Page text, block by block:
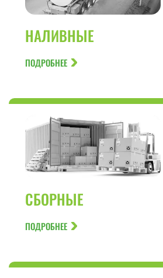
НАЛИВНЫЕ
ПОДРОБНЕЕ
СБОРНЫЕ
ПОДРОБНЕЕ